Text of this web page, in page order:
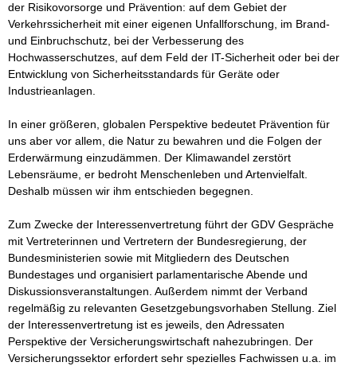
der Risikovorsorge und Prävention: auf dem Gebiet der
Verkehrssicherheit mit einer eigenen Unfallforschung, im Brand-
und Einbruchschutz, bei der Verbesserung des
Hochwasserschutzes, auf dem Feld der IT-Sicherheit oder bei der
Entwicklung von Sicherheitsstandards für Geräte oder
Industrieanlagen.
In einer größeren, globalen Perspektive bedeutet Prävention für
uns aber vor allem, die Natur zu bewahren und die Folgen der
Erderwärmung einzudämmen. Der Klimawandel zerstört
Lebensräume, er bedroht Menschenleben und Artenvielfalt.
Deshalb müssen wir ihm entschieden begegnen.
Zum Zwecke der Interessenvertretung führt der GDV Gespräche
mit Vertreterinnen und Vertretern der Bundesregierung, der
Bundesministerien sowie mit Mitgliedern des Deutschen
Bundestages und organisiert parlamentarische Abende und
Diskussionsveranstaltungen. Außerdem nimmt der Verband
regelmäßig zu relevanten Gesetzgebungsvorhaben Stellung. Ziel
der Interessenvertretung ist es jeweils, den Adressaten
Perspektive der Versicherungswirtschaft nahezubringen. Der
Versicherungssektor erfordert sehr spezielles Fachwissen u.a. im